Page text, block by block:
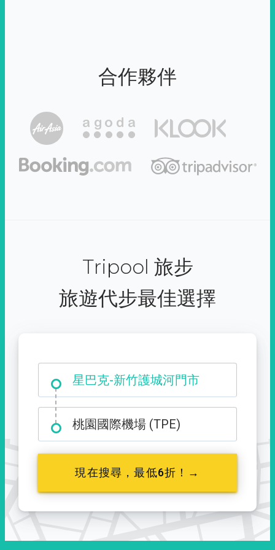
合作夥伴
Tripool 旅步
旅遊代步最佳選擇
星巴克-新竹護城河門市
大霸尖山登山口
桃園國際機場 (TPE)
現在搜尋，最低6折！→